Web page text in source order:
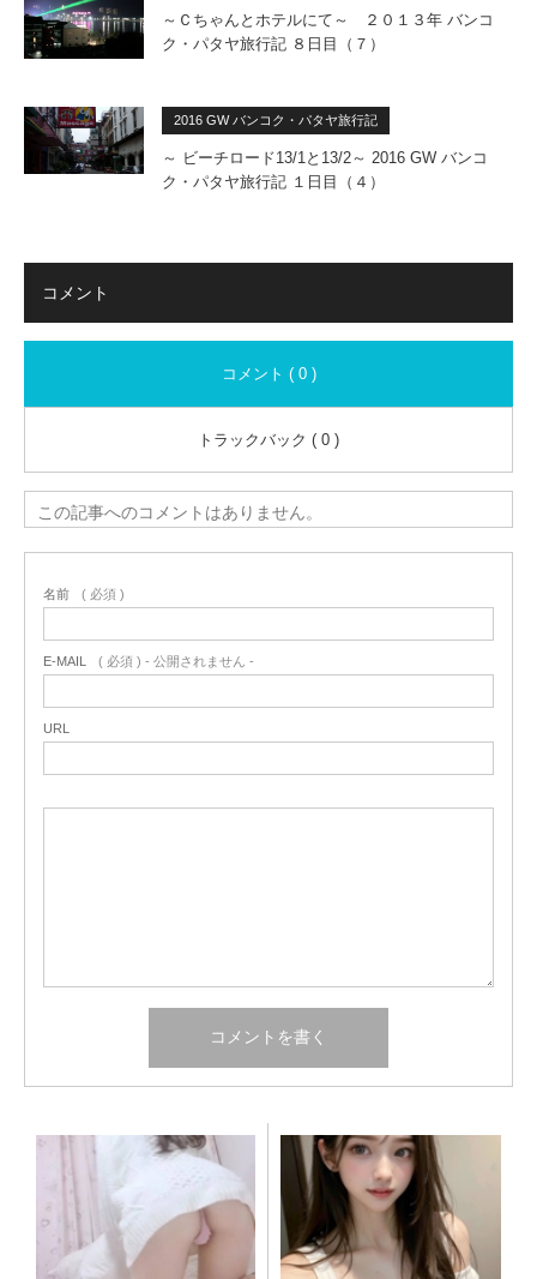
～Ｃちゃんとホテルにて～ ２０１３年 バンコ
ク・パタヤ旅行記 ８日目（７）
2016 GW バンコク・パタヤ旅行記
～ ビーチロード13/1と13/2～ 2016 GW バンコ
ク・パタヤ旅行記 １日目（４）
コメント
コメント ( 0 )
トラックバック ( 0 )
この記事へのコメントはありません。
名前 ( 必須 )
E-MAIL ( 必須 ) - 公開されません -
URL